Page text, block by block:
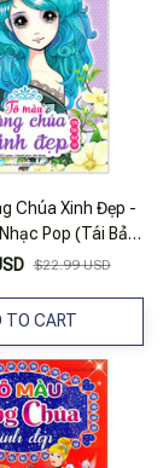
Chúa Xinh Đẹp -
Pop (Tái Bản
2023)$22.99 USD
TO CART